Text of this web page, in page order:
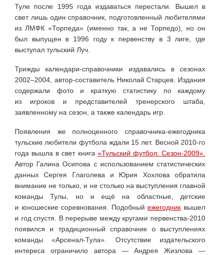
Туле после 1995 года издаваться перестали. Вышел в
свет лишь один справочник, подготовленный любителями
из ЛМФК «Торпеда» (именно так, а не Торпедо), но он
был выпущен в 1996 году к первенству в 3 лиге, где
выступал тульский Луч.
Трижды календари-справочники издавались в сезонах
2002–2004, автор-составитель Николай Старцев. Издания
содержали фото и краткую статистику по каждому
из игроков и представителей тренерского штаба,
заявленному на сезон, а также календарь игр.
Появления же полноценного справочника-ежегодника
тульские любители футбола ждали 15 лет. Весной 2010-го
года вышла в свет книга «Тульский футбол. Сезон-2009».
Автор Галина Осипова с использованием статистических
данных Сергея Глаголева и Юрия Хохлова обратила
внимание не только, и не столько на выступления главной
команды Тулы, но и ещё на областные, детские
и юношеские соревнования. Подобныйежегодник вышел
и год спустя. В перерыве между кругами первенства-2010
появился и традиционный справочник о выступлениях
команды «Арсенал-Тула». Отсутствие издательского
интереса ограничило автора — Андрея Жизлова —